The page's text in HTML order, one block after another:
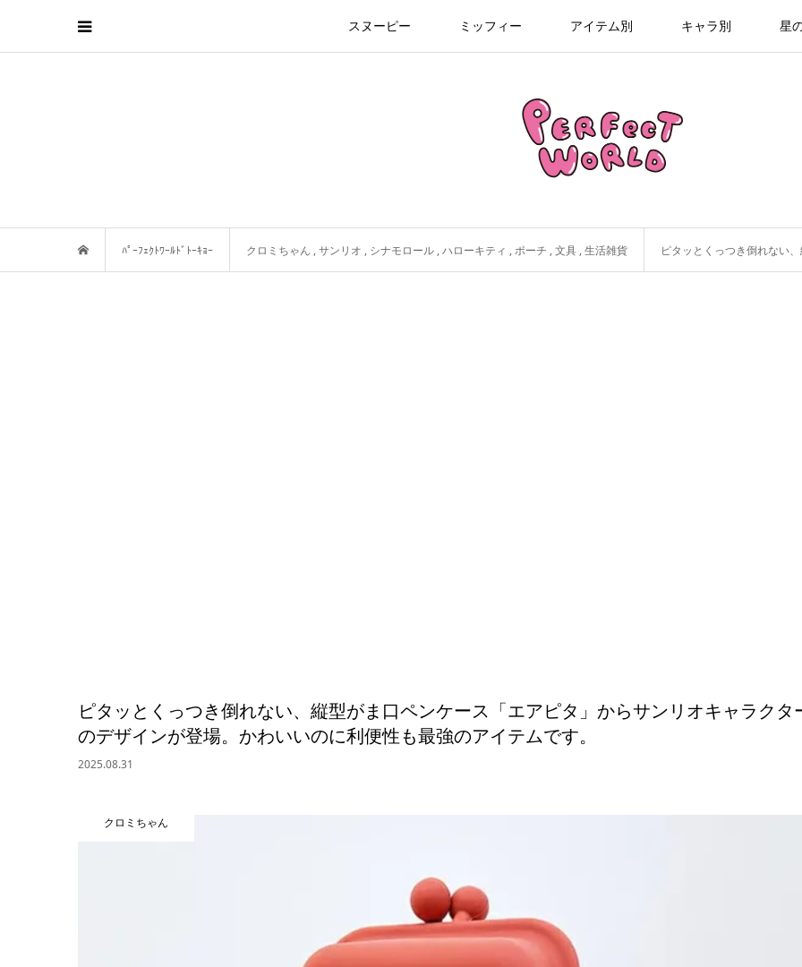
スヌーピー ミッフィー アイテム別 キャラ別 星
ﾊﾟｰﾌｪｸﾄﾜｰﾙﾄﾞﾄｰｷｮｰ クロミちゃん ,サンリオ , シナモロール ,ハローキティ ,ポーチ ,文具 ,生活雑貨 ピタッとくっつき倒れない、縦型がま口ペン
ピタッとくっつき倒れない、縦型がま口ペンケース「エアピタ」からサンリオキャラクタ
のデザインが登場。かわいいのに利便性も最強のアイテムです。
2025.08.31
クロミちゃん